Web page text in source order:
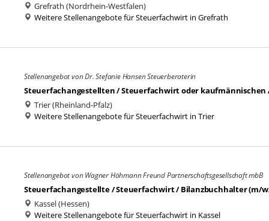
Grefrath (Nordrhein-Westfalen)
Weitere Stellenangebote für Steuerfachwirt in Grefrath
Stellenangebot von Dr. Stefanie Hansen Steuerberaterin
Steuerfachangestellten / Steuerfachwirt oder kaufmännischen
Trier (Rheinland-Pfalz)
Weitere Stellenangebote für Steuerfachwirt in Trier
Stellenangebot von Wagner Höhmann Freund Partnerschaftsgesellschaft mbB
Steuerfachangestellte / Steuerfachwirt / Bilanzbuchhalter (m/
Kassel (Hessen)
Weitere Stellenangebote für Steuerfachwirt in Kassel